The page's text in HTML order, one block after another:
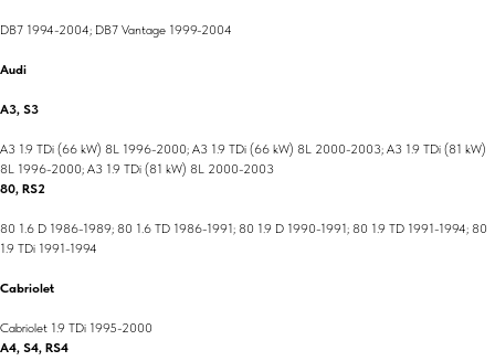
DB7 1994-2004; DB7 Vantage 1999-2004
Audi
A3, S3
A3 1.9 TDi (66 kW) 8L 1996-2000; A3 1.9 TDi (66 kW) 8L 2000-2003; A3 1.9 TDi (81 kW)
8L 1996-2000; A3 1.9 TDi (81 kW) 8L 2000-2003
80, RS2
80 1.6 D 1986-1989; 80 1.6 TD 1986-1991; 80 1.9 D 1990-1991; 80 1.9 TD 1991-1994; 80
1.9 TDi 1991-1994
Cabriolet
Cabriolet 1.9 TDi 1995-2000
A4, S4, RS4